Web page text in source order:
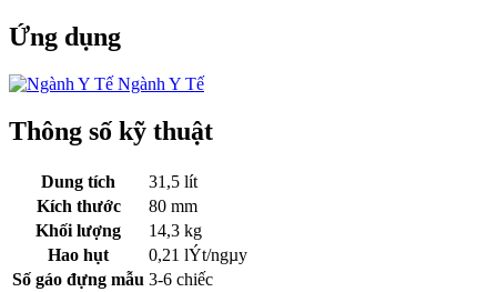
Ứng dụng
Ngành Y Tế
Thông số kỹ thuật
Dung tích
31,5 lít
Kích thước
80 mm
Khối lượng
14,3 kg
Hao hụt
0,21 lÝt/ngµy
Số gáo đựng mẫu 3-6 chiếc